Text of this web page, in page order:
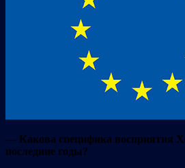
— Какова специфика восприятия
последние годы?